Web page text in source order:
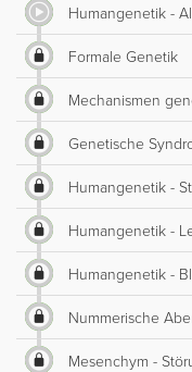
Humangenetik -
Formale Genetik
Mechanismen
Genetische
Humangenetik -
Humangenetik -
Humangenetik -
Nummerische
Mesenchym -